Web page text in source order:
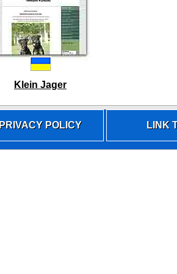
Klein Jager
PRIVACY POLICY LINK